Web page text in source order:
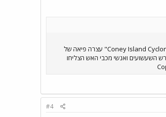
בעוד שאת רכבת ישראל עצר היום סוס שחדר למתחם המסילות לייד תחנת השלום בתל אביב (חדשות ערוץ 2) את רכבת ההרים המפורסמת "Coney Island Cyclone" עצרה פיאה של
הייתה בשיא עליה. קרונות רכבת ההרים ניבלמו למשך כ-30 דקות עת עובדי מגרש השעשועים ואנשי מכבי האש הצליחו
#4